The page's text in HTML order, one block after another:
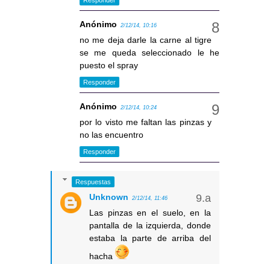
Anónimo 2/12/14, 10:16
no me deja darle la carne al tigre
se me queda seleccionado le he
puesto el spray
Responder
Anónimo 2/12/14, 10:24
por lo visto me faltan las pinzas y
no las encuentro
Responder
Respuestas
Unknown 2/12/14, 11:46
Las pinzas en el suelo, en la
pantalla de la izquierda, donde
estaba la parte de arriba del
hacha